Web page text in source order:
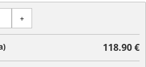
+
118.90 €